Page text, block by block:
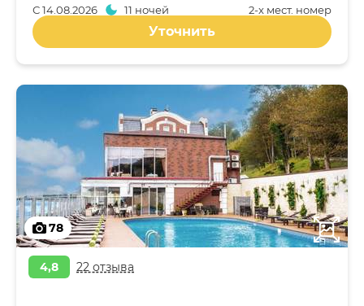
2-x мест. номер
С14.08.2026 11 ночей
Уточнить
78
4,8 22 отзыва